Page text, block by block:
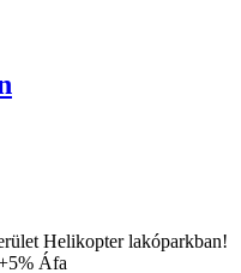
Helikopter lakóparkban!
Áfa